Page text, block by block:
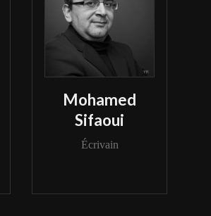
Mohamed
Sifaoui
Écrivain